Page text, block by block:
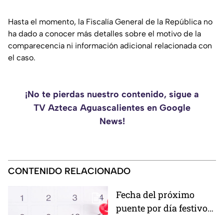
Hasta el momento, la Fiscalía General de la República no
ha dado a conocer más detalles sobre el motivo de la
comparecencia ni información adicional relacionada con
el caso.
¡No te pierdas nuestro contenido, sigue a
TV Azteca Aguascalientes en Google
News!
CONTENIDO RELACIONADO
Fecha del próximo
puente por día festivo